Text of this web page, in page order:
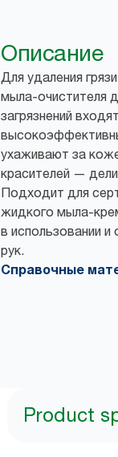
Описание
Для удаления
мыла-очистителя
загрязнений
ухаживают за
красителей —
Подходит для
жидкого мыла-
в использовании и
рук.
Справочные
Product